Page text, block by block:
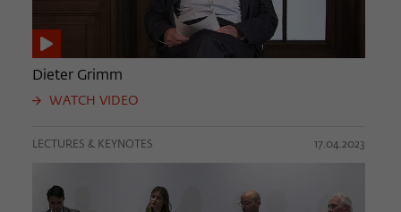
Dieter Grimm
WATCH VIDEO
LECTURES & KEYNOTES 17.04.2023